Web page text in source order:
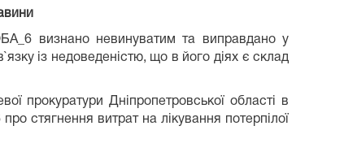
визнано невинуватим та виправдано у
із недоведеністю, що в його діях є склад
прокуратури Дніпропетровської області в
стягнення витрат на лікування потерпілої